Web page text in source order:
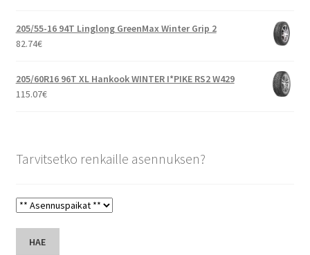
205/55-16 94T Linglong GreenMax Winter Grip 2
82.74€
205/60R16 96T XL Hankook WINTER I*PIKE RS2 W429
115.07€
Tarvitsetko renkaille asennuksen?
HAE